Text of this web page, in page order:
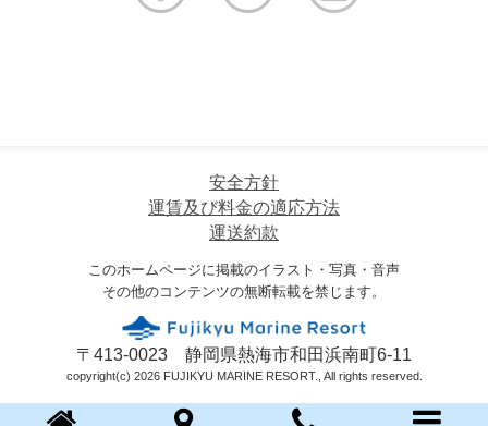
安全方針
運賃及び料金の適応方法
運送約款
このホームページに掲載のイラスト・写真・音声
その他のコンテンツの無断転載を禁じます。
〒413-0023 静岡県熱海市和田浜南町6-11
copyright(c) 2026 FUJIKYU MARINE RESORT., All rights reserved.